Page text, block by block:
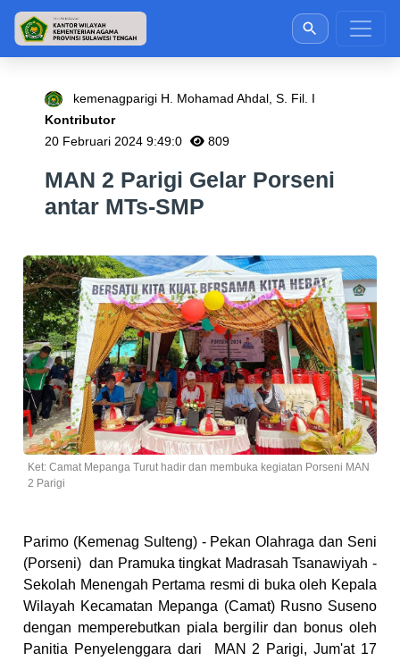
kemenagparigi H. Mohamad Ahdal, S. Fil. I
Kontributor
20 Februari 2024 9:49:0
809
MAN 2 Parigi Gelar Porseni
antar MTs-SMP
Ket: Camat Mepanga Turut hadir dan membuka kegiatan Porseni MAN
2 Parigi
Parimo (Kemenag Sulteng) - Pekan Olahraga dan Seni
(Porseni) dan Pramuka tingkat Madrasah Tsanawiyah -
Sekolah Menengah Pertama resmi di buka oleh Kepala
Wilayah Kecamatan Mepanga (Camat) Rusno Suseno
dengan memperebutkan piala bergilir dan bonus oleh
Panitia Penyelenggara dari MAN 2 Parigi, Jum'at 17